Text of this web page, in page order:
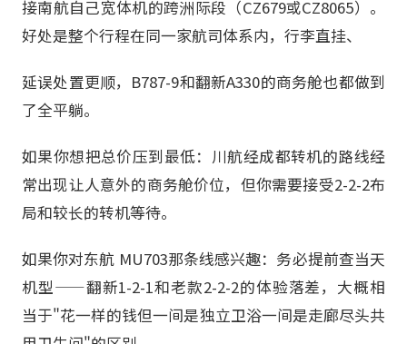
接南航自己宽体机的跨洲际段（CZ679或CZ8065）。
好处是整个行程在同一家航司体系内，行李直挂、
延误处置更顺，B787-9和翻新A330的商务舱也都做到
了全平躺。
如果你想把总价压到最低：川航经成都转机的路线经
常出现让人意外的商务舱价位，但你需要接受2-2-2布
局和较长的转机等待。
如果你对东航 MU703那条线感兴趣：务必提前查当天
机型——翻新1-2-1和老款2-2-2的体验落差，大概相
当于"花一样的钱但一间是独立卫浴一间是走廊尽头共